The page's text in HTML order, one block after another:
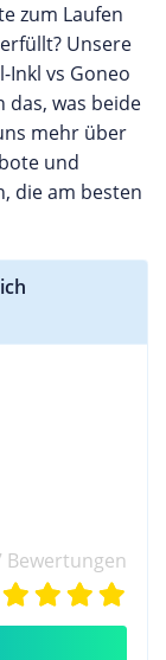
zum Laufen
Unsere
vs Goneo
das, was beide
mehr über
und
die am besten
Bewertungen